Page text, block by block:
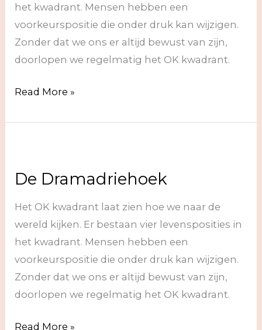
het kwadrant. Mensen hebben een
voorkeurspositie die onder druk kan wijzigen.
Zonder dat we ons er altijd bewust van zijn,
doorlopen we regelmatig het OK kwadrant.
De
Read More »
De Dramadriehoek
Het OK kwadrant laat zien hoe we naar de
wereld kijken. Er bestaan vier levensposities in
het kwadrant. Mensen hebben een
voorkeurspositie die onder druk kan wijzigen.
Zonder dat we ons er altijd bewust van zijn,
doorlopen we regelmatig het OK kwadrant.
De
Read More »